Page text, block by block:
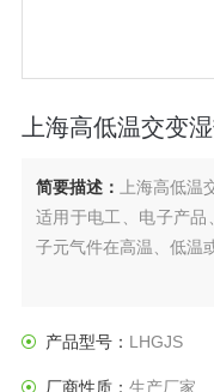
上海高低温交变
简要描述：
上海高低温
适用于电工、电子产
子元气件在高温、低温
符合GB/T2423.1低温
产品型号： LHGJS
厂商性质： 生产厂家